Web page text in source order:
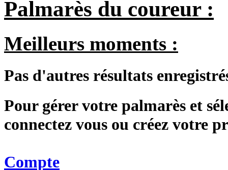
Palmarès du coureur :
Meilleurs moments :
Pas d'autres résultats
Pour gérer votre palmarès et
connectez vous ou créez votre
Compte